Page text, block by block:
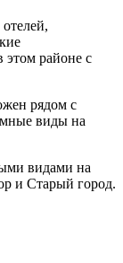
этом районе с
рядом с
виды на
видами на
и Старый город.